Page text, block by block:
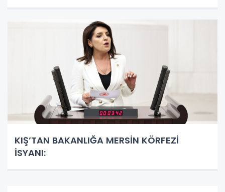
KIŞ’TAN BAKANLIĞA MERSİN KÖRFEZİ
İSYANI: